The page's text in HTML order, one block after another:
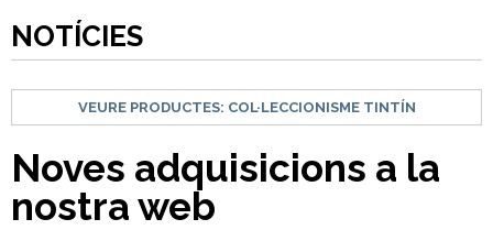
NOTÍCIES
VEURE PRODUCTES: COL·LECCIONISME TINTÍN
Noves adquisicions a la
nostra web